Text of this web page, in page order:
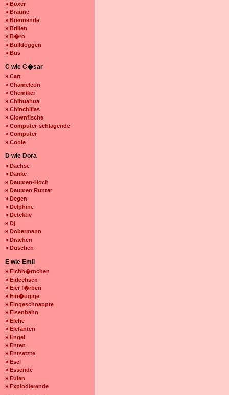
» Boxer
» Braune
» Brennende
» Brillen
» B�ro
» Bulldoggen
» Bus
C wie C�sar
» Cart
» Chameleon
» Chemiker
» Chihuahua
» Chinchillas
» Clownfische
» Computer-schlagende
» Computer
» Coole
D wie Dora
» Dachse
» Danke
» Daumen-Hoch
» Daumen Runter
» Degen
» Delphine
» Detektiv
» Dj
» Dobermann
» Drachen
» Duschen
E wie Emil
» Eichh�rnchen
» Eidechsen
» Eier f�rben
» Ein�ugige
» Eingeschnappte
» Eisenbahn
» Elche
» Elefanten
» Engel
» Enten
» Entsetzte
» Esel
» Essende
» Eulen
» Explodierende